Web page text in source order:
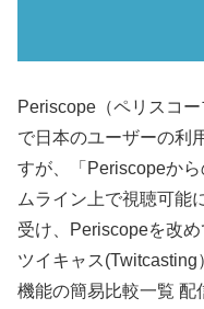
Periscope（ペリスコ
で日本のユーザーの利
すが、「Periscopeか
ムライン上で視聴可能
受け、Periscopeを改め
ツイキャス
機能の簡易比較一覧 配